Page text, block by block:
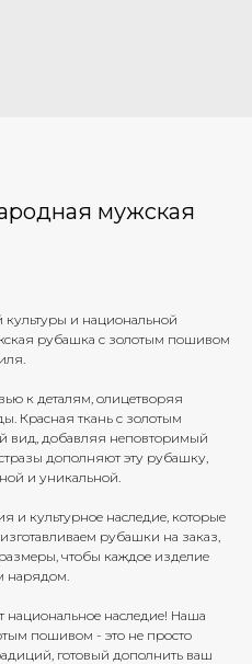
мужская
культуры и национальной
рубашка с золотым пошивом
к деталям, олицетворяя
Красная ткань с золотым
вид, добавляя неповторимый
дополняют эту рубашку,
и уникальной.
и культурное наследие, которые
рубашки на заказ,
чтобы каждое изделие
нарядом.
национальное наследие! Наша
пошивом - это не просто
готовый дополнить ваш